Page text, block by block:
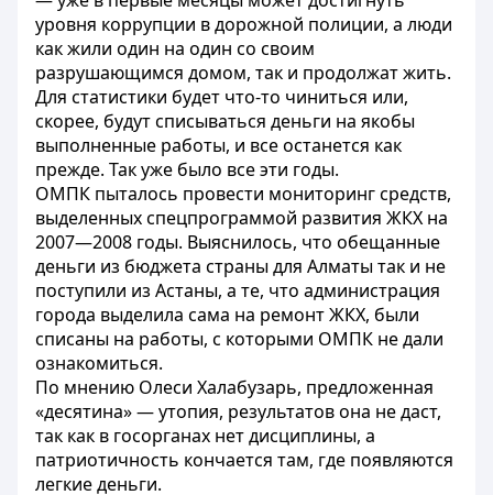
уровня коррупции в дорожной полиции, а люди
как жили один на один со своим
разрушающимся домом, так и продолжат жить.
Для статистики будет что-то чиниться или,
скорее, будут списываться деньги на якобы
выполненные работы, и все останется как
прежде. Так уже было все эти годы.
ОМПК пыталось провести мониторинг средств,
выделенных спецпрограммой развития ЖКХ на
2007—2008 годы. Выяснилось, что обещанные
деньги из бюджета страны для Алматы так и не
поступили из Астаны, а те, что администрация
города выделила сама на ремонт ЖКХ, были
списаны на работы, с которыми ОМПК не дали
ознакомиться.
По мнению Олеси Халабузарь, предложенная
«десятина» — утопия, результатов она не даст,
так как в госорганах нет дисциплины, а
патриотичность кончается там, где появляются
легкие деньги.